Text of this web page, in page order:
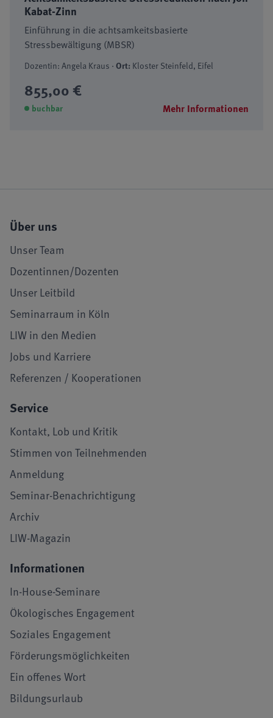
Kabat-Zinn
Einführung in die achtsamkeitsbasierte
Stressbewältigung (MBSR)
Dozentin: Angela Kraus ·Ort: Kloster Steinfeld, Eifel
855,00 €
buchbar Mehr Informationen
Über uns
Unser Team
Dozentinnen/Dozenten
Unser Leitbild
Seminarraum in Köln
LIW in den Medien
Jobs und Karriere
Referenzen / Kooperationen
Service
Kontakt, Lob und Kritik
Stimmen von Teilnehmenden
Anmeldung
Seminar-Benachrichtigung
Archiv
LIW-Magazin
Informationen
In-House-Seminare
Ökologisches Engagement
Soziales Engagement
Förderungsmöglichkeiten
Ein offenes Wort
Bildungsurlaub